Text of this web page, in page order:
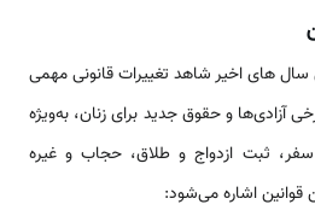
های اخیر شاهد تغییرات قانونی مهمی
آزادی‌ها و حقوق جدید برای زنان، به‌ویژه
ثبت ازدواج و طلاق، حجاب و غیره
قوانین اشاره می‌شود: